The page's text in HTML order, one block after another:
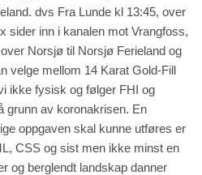
dvs Fra Lunde kl 13:45, over
sider inn i kanalen mot Vrangfoss,
Norsjø til Norsjø Ferieland og
velge mellom 14 Karat Gold-Fill
ikke fysisk og følger FHI og
grunn av koronakrisen. En
oppgaven skal kunne utføres er
CSS og sist men ikke minst en
og berglendt landskap danner